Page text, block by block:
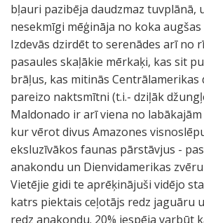
bļauri pazibēja daudzmaz tuvplānā,
nesekmīgi mēģināja no koka
Izdevās dzirdēt to serenādes arī no
pasaules skaļākie mērkaķi, kas sit
brāļus, kas mitinās Centrālamerikas
pareizo naktsmītni (t.i.- dziļāk
Maldonado ir arī viena no
kur vērot divus Amazones
eksluzīvākos faunas pārstāvjus -
anakondu un Dienvidamerikas
Vietējie gidi te aprēķinājuši vidējo
katrs piektais ceļotājs redz jaguāru
redz anakondu. 20% iespēja varbūt